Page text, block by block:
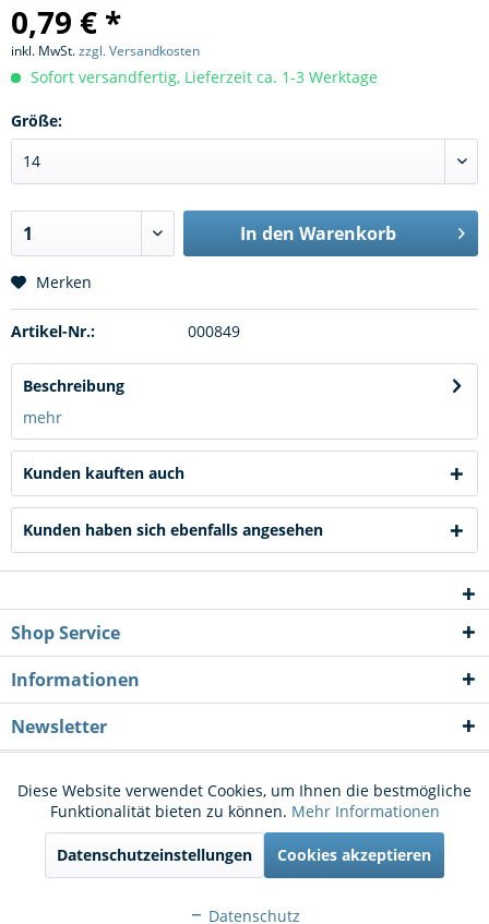
0,79 € *
inkl. MwSt.zzgl. Versandkosten
Sofort versandfertig, Lieferzeit ca. 1-3 Werktage
Größe:
In den Warenkorb
Merken
Artikel-Nr.: 000849
Beschreibung
mehr
Kunden kauften auch
Kunden haben sich ebenfalls angesehen
Shop Service
Informationen
Newsletter
* Alle Preise inkl. gesetzl. Mehrwertsteuer zzgl.Versandkostenund ggf.
Nachnahmegebühren, wenn nicht anders beschrieben
Cookie-Einstellungen
Kontakt
Funktionale Aktiv
Marketing Aktiv
Diese Website verwendet Cookies, um Ihnen die bestmögliche
Funktionalität bieten zu können. Mehr Informationen
Datenschutzeinstellungen Cookies akzeptieren
Datenschutz